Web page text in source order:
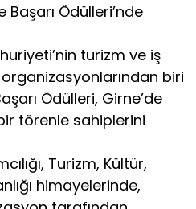
Başarı Ödülleri’nde
turizm ve iş
biri
Ödülleri, Girne’de
törenle sahiplerini
Turizm, Kültür,
himayelerinde,